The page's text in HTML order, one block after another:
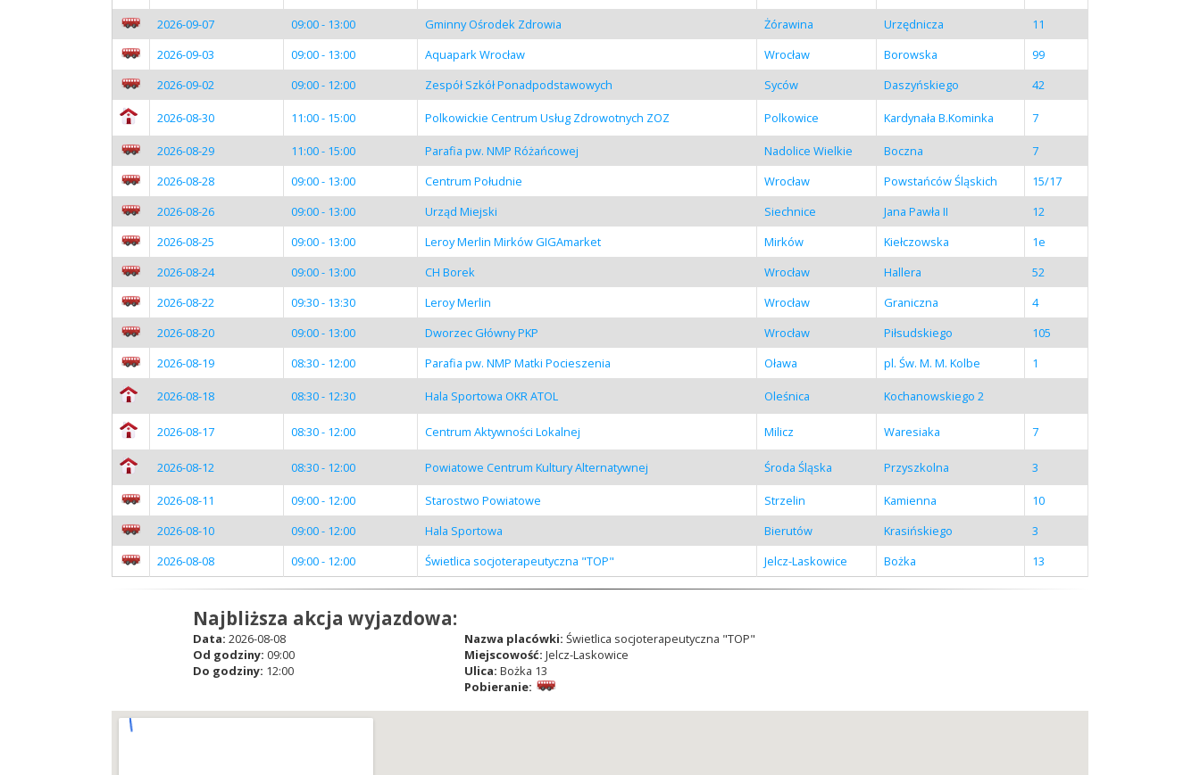
2026-09-07 09:00 - 13:00 Gminny Ośrodek Zdrowia Żórawina Urzędnicza
11
2026-09-03
09:00 - 13:00 Aquapark Wrocław Wrocław Borowska
99
2026-09-02
09:00 - 12:00 Zespół Szkół Ponadpodstawowych Syców Daszyńskiego 42
2026-08-30 11:00 - 15:00 Polkowickie Centrum Usług Zdrowotnych ZOZ Polkowice Kardynała B.Kominka 7
2026-08-29 11:00 - 15:00 Parafia pw. NMP Różańcowej Nadolice Wielkie Boczna
7
2026-08-28
09:00 - 13:00 Centrum Południe Wrocław Powstańców Śląskich
15/17
2026-08-26
09:00 - 13:00 Urząd Miejski Siechnice Jana Pawła II
12
2026-08-25
09:00 - 13:00 Leroy Merlin Mirków GIGAmarket Mirków Kiełczowska
1e
2026-08-24
09:00 - 13:00 CH Borek Wrocław Hallera
52
2026-08-22
09:30 - 13:30 Leroy Merlin Wrocław Graniczna
4
2026-08-20
09:00 - 13:00 Dworzec Główny PKP Wrocław Piłsudskiego
105
2026-08-19
08:30 - 12:00 Parafia pw. NMP Matki Pocieszenia Oława pl. Św. M. M. Kolbe 1
2026-08-18 08:30 - 12:30 Hala Sportowa OKR ATOL Oleśnica Kochanowskiego 2
2026-08-17 08:30 - 12:00 Centrum Aktywności Lokalnej Milicz Waresiaka 7
2026-08-12 08:30 - 12:00 Powiatowe Centrum Kultury Alternatywnej Środa Śląska Przyszkolna 3
2026-08-11 09:00 - 12:00 Starostwo Powiatowe Strzelin Kamienna
10
2026-08-10
09:00 - 12:00 Hala Sportowa Bierutów Krasińskiego
3
2026-08-08
09:00 - 12:00 Świetlica socjoterapeutyczna "TOP" Jelcz-Laskowice Bożka 13
Najbliższa akcja wyjazdowa:
Data: 2026-08-08
Od godziny: 09:00
Do godziny: 12:00
Nazwa placówki: Świetlica socjoterapeutyczna "TOP"
Miejscowość: Jelcz-Laskowice
Ulica: Bożka 13
Pobieranie: